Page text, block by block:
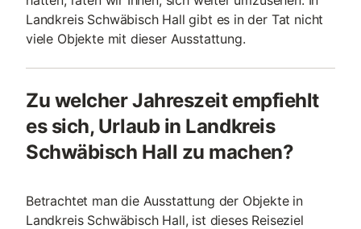
Landkreis Schwäbisch Hall gibt es in der Tat nicht
viele Objekte mit dieser Ausstattung.
Zu welcher Jahreszeit empfiehlt
es sich, Urlaub in Landkreis
Schwäbisch Hall zu machen?
Betrachtet man die Ausstattung der Objekte in
Landkreis Schwäbisch Hall, ist dieses Reiseziel